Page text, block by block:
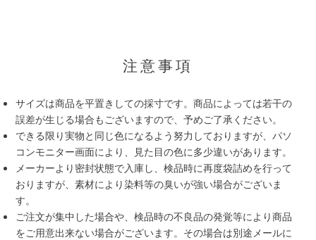
注意事項
サイズは商品を平置きしての採寸です。商品によっては若干の
誤差が生じる場合もございますので、予めご了承ください。
できる限り実物と同じ色になるよう努力しておりますが、パソ
コンモニター画面により、見た目の色に多少違いがあります。
メーカーより密封状態で入庫し、検品時に再度袋詰めを行って
おりますが、素材により染料等の臭いが強い場合がございま
す。
ご注文が集中した場合や、検品時の不良品の発覚等により商品
をご用意出来ない場合がございます。その場合は別途メールに